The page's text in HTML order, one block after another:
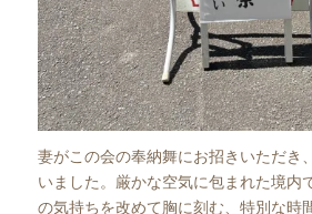
妻がこの会の奉納舞にお招きいただき
いました。厳かな空気に包まれた境内
の気持ちを改めて胸に刻む、特別な時